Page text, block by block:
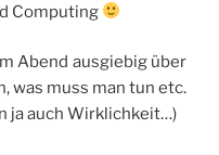
Computing
Abend ausgiebig über
was muss man tun etc.
ja auch Wirklichkeit…)